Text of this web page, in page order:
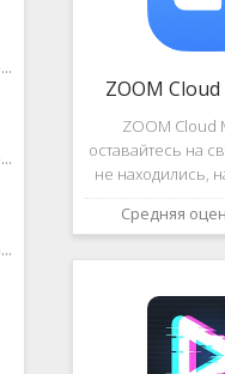
для мальчиков / для девочек
для мальчиков / для девочек
для мальчиков / для девочек
ZOOM
ZOOM Cloud
оставайтесь на
не находились,
или
Средняя